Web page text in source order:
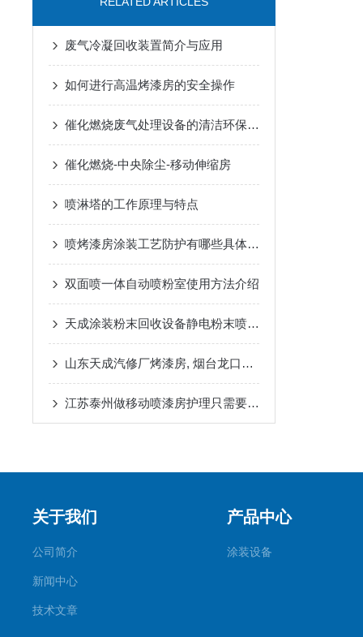
废气冷凝回收装置简介与应用
如何进行高温烤漆房的安全操作
催化燃烧废气处理设备的清洁环保之路
催化燃烧-中央除尘-移动伸缩房
喷淋塔的工作原理与特点
喷烤漆房涂装工艺防护有哪些具体的要求？
双面喷一体自动喷粉室使用方法介绍
天成涂装粉末回收设备静电粉末喷涂设备
山东天成汽修厂烤漆房, 烟台龙口市 钣金喷漆房价格
江苏泰州做移动喷漆房护理只需要三点
关于我们
公司简介
新闻中心
技术文章
产品中心
涂装设备